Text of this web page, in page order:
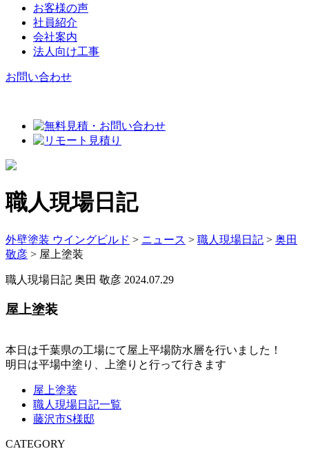
お客様の声
社員紹介
会社案内
法人向け工事
お問い合わせ
職人現場日記
外壁塗装 ウイングビルド > ニュース > 職人現場日記 > 奥田
敬彦 > 屋上塗装
職人現場日記 奥田 敬彦 2024.07.29
屋上塗装
本日は千葉県の工場にて屋上平場防水層を行いました！
明日は平場中塗り、上塗りと行って行きます
屋上塗装
職人現場日記一覧
藤沢市S様邸
CATEGORY